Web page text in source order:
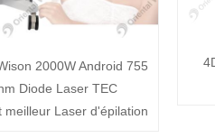
2000W Android 755
Diode Laser TEC
meilleur Laser d'épilation